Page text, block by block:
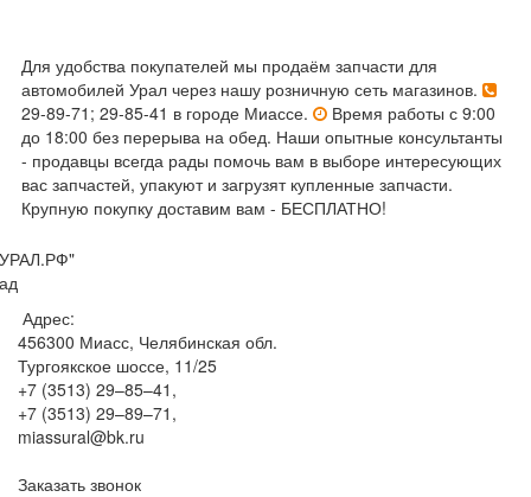
Для удобства покупателей мы продаём запчасти для
автомобилей Урал через нашу розничную сеть магазинов.
29-89-71; 29-85-41 в городе Миассе.
Время работы с 9:00
до 18:00 без перерыва на обед. Наши опытные консультанты
- продавцы всегда рады помочь вам в выборе интересующих
вас запчастей, упакуют и загрузят купленные запчасти.
Крупную покупку доставим вам - БЕСПЛАТНО!
Адрес:
456300 Миасс, Челябинская обл.
Тургоякское шоссе, 11/25
+7 (3513) 29–85–41 ,
+7 (3513) 29–89–71 ,
miassural@bk.ru
Заказать звонок